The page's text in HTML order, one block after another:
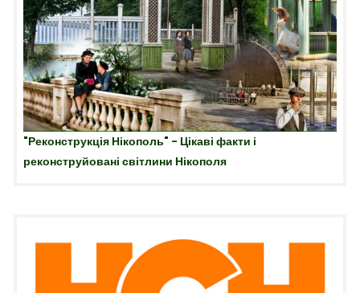
"Реконструкція Нікополь" - Цікаві факти і
реконструйовані світлини Нікополя